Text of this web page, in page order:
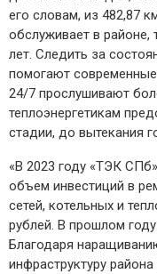
его словам, из 482,87
обслуживает в районе,
лет. Следить за
помогают
24/7 прослушивают
теплоэнергетикам
стадии, до вытекания
«В 2023 году «ТЭК
объем инвестиций в
сетей, котельных и
рублей. В прошлом
Благодаря
инфраструктуру